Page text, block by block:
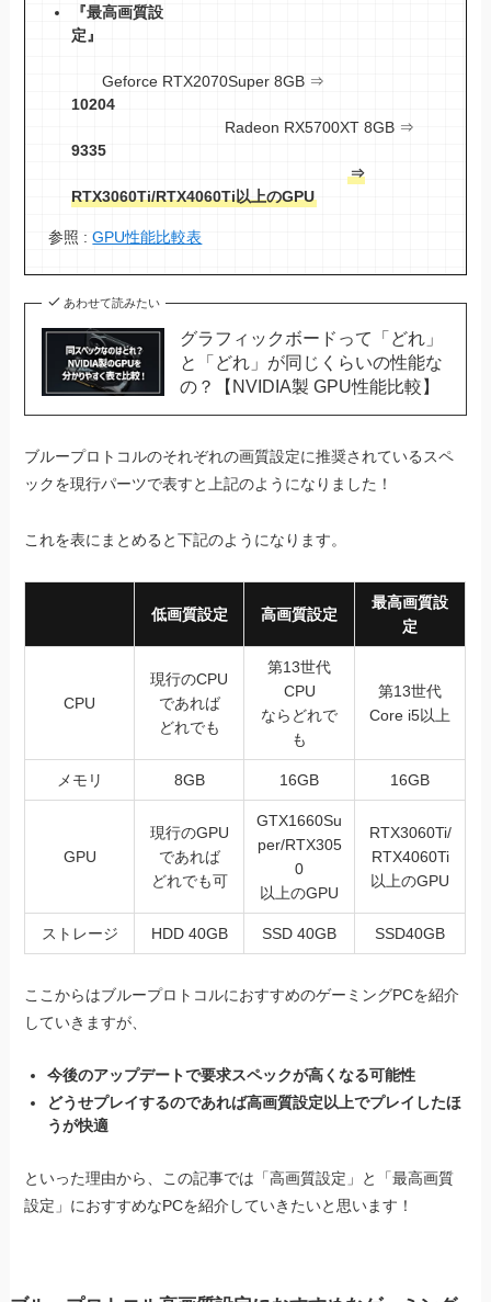
『最高画質設
定』
Geforce RTX2070Super 8GB ⇒
10204
Radeon RX5700XT 8GB ⇒
9335
⇒
RTX3060Ti/RTX4060Ti以上のGPU
参照 :GPU性能比較表
あわせて読みたい
グラフィックボードって「どれ」
と「どれ」が同じくらいの性能な
の？【NVIDIA製 GPU性能比較】
ブループロトコルのそれぞれの画質設定に推奨されているスペ
ックを現行パーツで表すと上記のようになりました！
これを表にまとめると下記のようになります。
低画質設定 高画質設定
最高画質設
定
CPU
現行のCPU
であれば
どれでも
第13世代
CPU
ならどれで
も
第13世代
Core i5以上
メモリ 8GB 16GB 16GB
GPU
現行のGPU
であれば
どれでも可
GTX1660Su
per/RTX305
0
以上のGPU
RTX3060Ti/
RTX4060Ti
以上のGPU
ストレージ HDD 40GB SSD 40GB SSD40GB
ここからはブループロトコルにおすすめのゲーミングPCを紹介
していきますが、
今後のアップデートで要求スペックが高くなる可能性
どうせプレイするのであれば高画質設定以上でプレイしたほ
うが快適
といった理由から、この記事では「高画質設定」と「最高画質
設定」におすすめなPCを紹介していきたいと思います！